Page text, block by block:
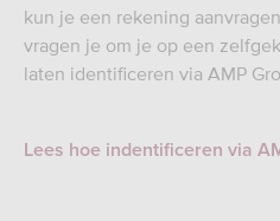
kun je een rekening
vragen je om je op een
laten identificeren via AMP
Lees hoe indentificeren via